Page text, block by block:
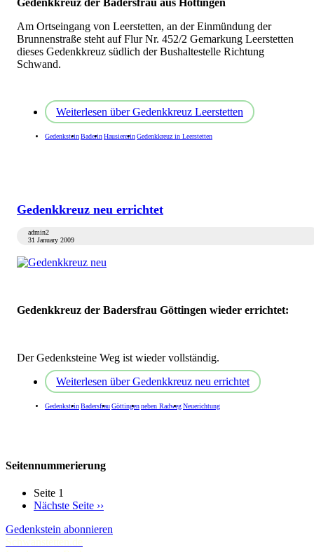
Gedenkkreuz der Badersfrau aus Höttingen
Am Ortseingang von Leerstetten, an der Einmündung der
Brunnenstraße steht auf Flur Nr. 452/2 Gemarkung Leerstetten
dieses Gedenkkreuz südlich der Bushaltestelle Richtung
Schwand.
Weiterlesen über Gedenkkreuz Leerstetten
GedenksteinBaderinHausiererinGedenkkreuz in Leerstetten
Gedenkkreuz neu errichtet
admin2
31 January 2009
Gedenkkreuz der Badersfrau Göttingen wieder errichtet:
Der Gedenksteine Weg ist wieder vollständig.
Weiterlesen über Gedenkkreuz neu errichtet
GedenksteinBadersfrauGöttingenneben RadwegNeuerichtung
Seitennummerierung
Seite 1
Nächste Seite ››
Gedenkstein abonnieren
Schwanstetten.de